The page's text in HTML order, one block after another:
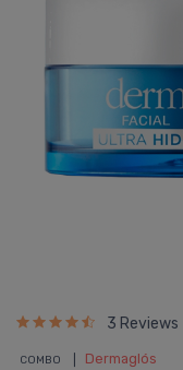
3 Reviews
COMBO Dermaglós